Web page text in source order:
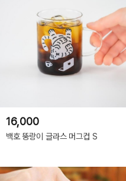
16,000
백호 뚱랑이 글라스 머그컵 S